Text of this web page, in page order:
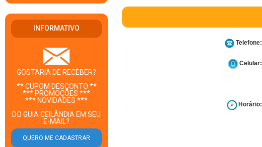
INFORMATIVO
GOSTARIA DE RECEBER?
** CUPOM DESCONTO **
*** PROMOÇÕES ***
*** NOVIDADES ***
DO GUIA CEILÂNDIA EM SEU
E-MAIL?
Telefone:
Celular:
Horário: